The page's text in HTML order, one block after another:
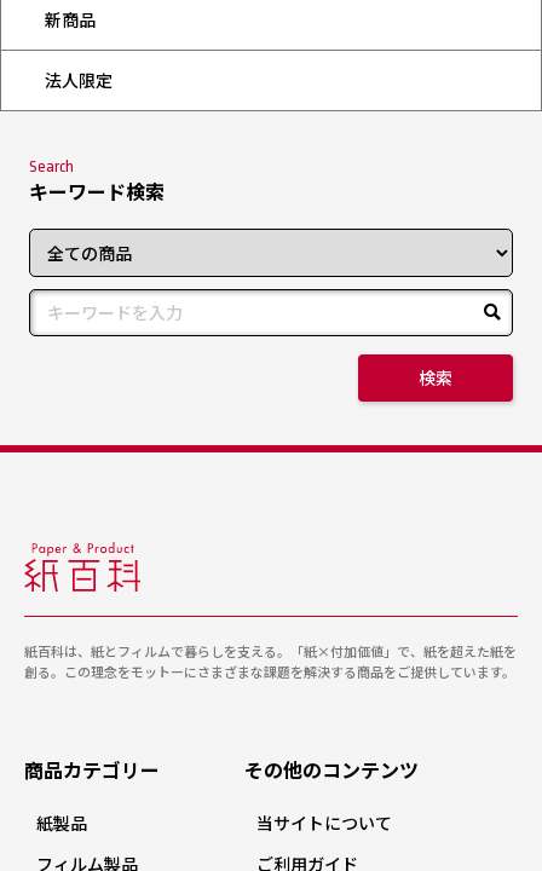
新商品
法人限定
Search
キーワード検索
検索
紙百科は、紙とフィルムで暮らしを支える。「紙×付加価値」で、紙を超えた紙を
創る。この理念をモットーにさまざまな課題を解決する商品をご提供しています。
商品カテゴリー
紙製品
フィルム製品
その他のコンテンツ
当サイトについて
ご利用ガイド